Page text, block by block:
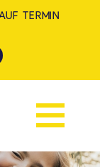
Navigation
TERMIN